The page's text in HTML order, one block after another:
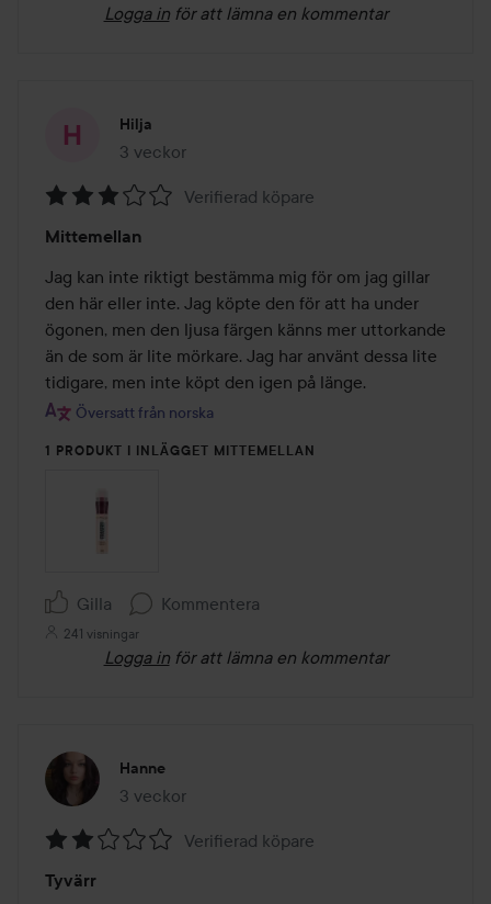
Logga in för att lämna en kommentar
Hilja
3 veckor
Inlägget skapades 3 veckor
3
av
5
Verifierad köpare
Mittemellan
Jag kan inte riktigt bestämma mig för om jag gillar
den här eller inte. Jag köpte den för att ha under
ögonen, men den ljusa färgen känns mer uttorkande
än de som är lite mörkare. Jag har använt dessa lite
tidigare, men inte köpt den igen på länge.
Översatt från norska
1 PRODUKT I INLÄGGET MITTEMELLAN
Gilla Kommentera
241 visningar
Logga in för att lämna en kommentar
Hanne
3 veckor
Inlägget skapades 3 veckor
2
Verifierad köpare
Tyvärr